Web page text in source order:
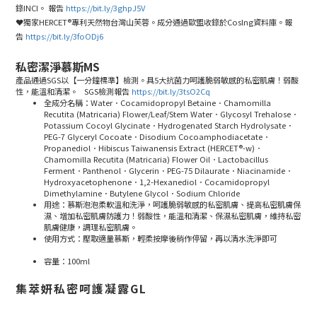
錄INCI 。 報告 https://bit.ly/3ghpJ5V
❤獨家HERCET®專利天然物台灣山芙蓉。成分通過歐盟收錄於Coslng資料庫。報
告 https://bit.ly/3foODj6
私密潔淨慕斯MS
產品通過SGS以【一分鐘標準】檢測。具5大抗菌力呵護脆弱敏感的私密肌膚！弱酸
性，能溫和清潔。 SGS檢測報告 https://bit.ly/3tsO2Cq
全成分名稱：Water．Cocamidopropyl Betaine．Chamomilla
Recutita (Matricaria) Flower/Leaf/Stem Water．Glycosyl Trehalose．
Potassium Cocoyl Glycinate．Hydrogenated Starch Hydrolysate．
PEG-7 Glyceryl Cocoate．Disodium Cocoamphodiacetate．
Propanediol．Hibiscus Taiwanensis Extract (HERCET®-w)．
Chamomilla Recutita (Matricaria) Flower Oil．Lactobacillus
Ferment．Panthenol．Glycerin．PEG-75 Dilaurate．Niacinamide．
Hydroxyacetophenone．1,2-Hexanediol．Cocamidopropyl
Dimethylamine．Butylene Glycol．Sodium Chloride
用途：慕斯泡泡柔軟溫和洗淨，呵護脆弱敏感的私密肌膚、提高私密肌膚保
濕、增加私密肌膚防護力！弱酸性，能溫和清潔、保濕私密肌膚，維持私密
肌膚健康，調理私密肌膚。
使用方式：壓取適量慕斯，輕柔按摩後稍作停留，再以清水洗淨即可
容量： 100ml
集萃妍私密呵護凝露GL